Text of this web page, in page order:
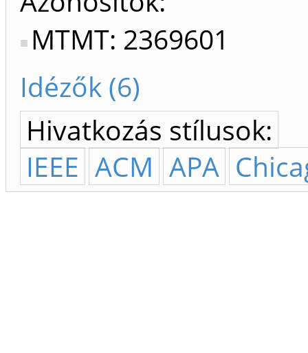
MTMT: 2369601
Idézők (6)
Hivatkozás stílusok:
IEEE ACM APA